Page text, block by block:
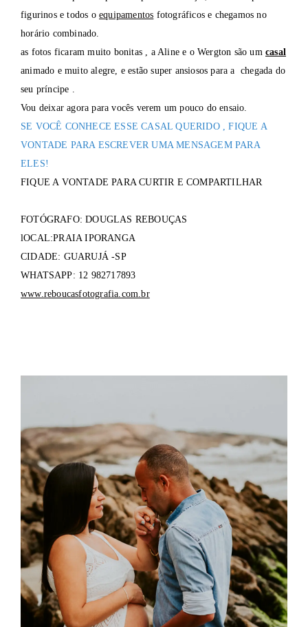
figurinos e todos o equipamentos fotográficos e chegamos no
horário combinado.
as fotos ficaram muito bonitas , a Aline e o Wergton são um casal
animado e muito alegre, e estão super ansiosos para a chegada do
seu príncipe .
Vou deixar agora para vocês verem um pouco do ensaio.
SE VOCÊ CONHECE ESSE CASAL QUERIDO , FIQUE A
VONTADE PARA ESCREVER UMA MENSAGEM PARA
ELES!
FIQUE A VONTADE PARA CURTIR E COMPARTILHAR
FOTÓGRAFO: DOUGLAS REBOUÇAS
lOCAL:PRAIA IPORANGA
CIDADE: GUARUJÁ -SP
WHATSAPP: 12 982717893
www.reboucasfotografia.com.br